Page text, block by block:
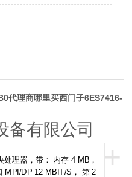
代理商哪里买西门子6ES7416-
备有限公司
+
理器，带： 内存 4 MB，
MPI/DP 12 MBIT/S， 第 2